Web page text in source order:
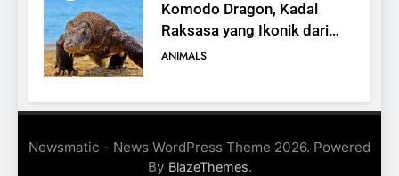
Komodo Dragon, Kadal
Raksasa yang Ikonik dari
Indonesia
ANIMALS
6
Emas, Penemuan Baru di
Dunia Satwa
Newsmatic - News WordPress Theme 2026. Powered
By BlazeThemes.